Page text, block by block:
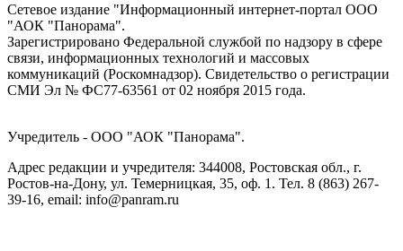
Сетевое издание "Информационный интернет-портал ООО
"АОК "Панорама".
Зарегистрировано Федеральной службой по надзору в сфере
связи, информационных технологий и массовых
коммуникаций (Роскомнадзор). Cвидетельство о регистрации
СМИ Эл № ФС77-63561 от 02 ноября 2015 года.
Учредитель - ООО "АОК "Панорама".
Адрес редакции и учредителя: 344008, Ростовская обл., г.
Ростов-на-Дону, ул. Темерницкая, 35, оф. 1. Тел. 8 (863) 267-
39-16, email: info@panram.ru